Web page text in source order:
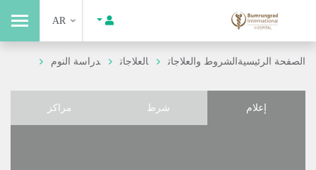
AR
الصفحة الرئيسيةالشروط والعلاجات العلاجات دراسة النوم
إعلام شرط مراكز